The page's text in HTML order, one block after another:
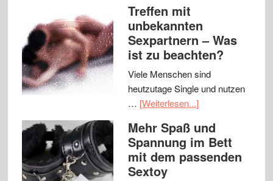
Treffen mit
unbekannten
Sexpartnern – Was
ist zu beachten?
Viele Menschen sind
heutzutage Single und nutzen
… [Weiterlesen...]
Mehr Spaß und
Spannung im Bett
mit dem passenden
Sextoy